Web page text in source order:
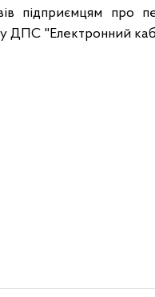
підприємцям про
ДПС "Електронний